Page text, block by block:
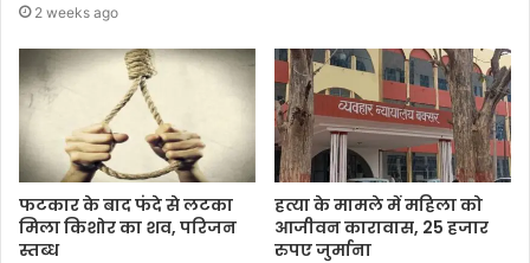
2 weeks ago
फटकार के बाद फंदे से लटका
मिला किशोर का शव, परिजन
स्तब्ध
हत्या के मामले में महिला को
आजीवन कारावास, 25 हजार
रुपए जुर्माना